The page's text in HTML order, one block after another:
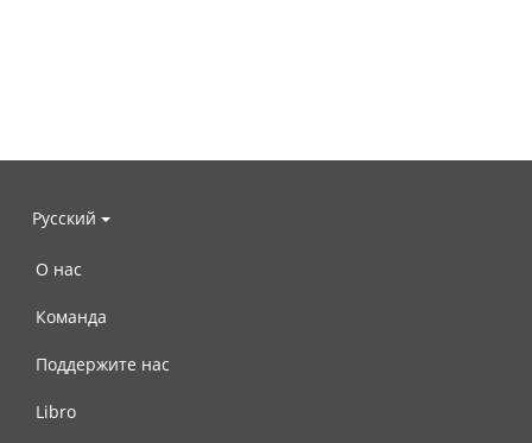
Русский
О нас
Команда
Поддержите нас
Libro